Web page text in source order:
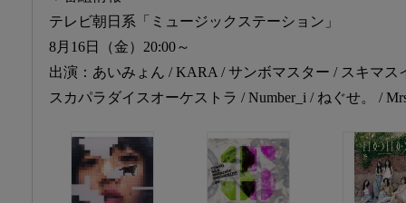
テレビ朝日系「ミュージックステーション」
8月16日（金）20:00～
出演：あいみょん / KARA / サンボマスター / スキマス
スカパラダイスオーケストラ / Number_i / ねぐせ。 /